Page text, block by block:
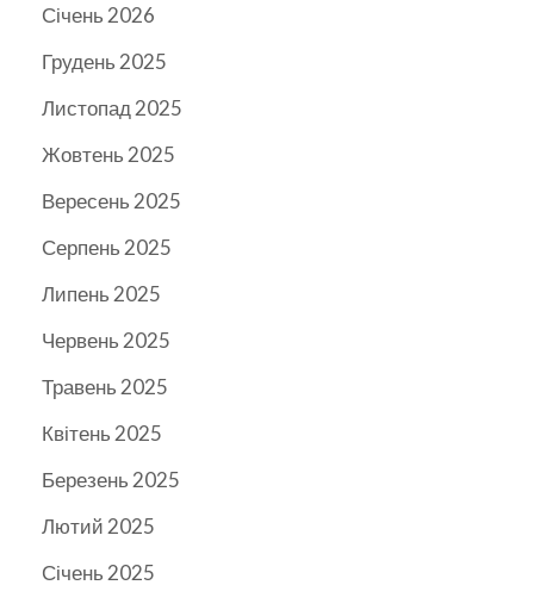
Січень 2026
Грудень 2025
Листопад 2025
Жовтень 2025
Вересень 2025
Серпень 2025
Липень 2025
Червень 2025
Травень 2025
Квітень 2025
Березень 2025
Лютий 2025
Січень 2025